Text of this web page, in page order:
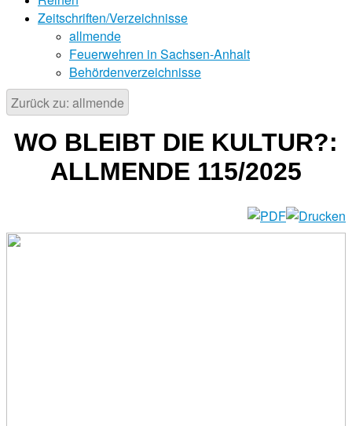
Zeitschriften/Verzeichnisse
allmende
Feuerwehren in Sachsen-Anhalt
Behördenverzeichnisse
Zurück zu: allmende
WO BLEIBT DIE KULTUR?:
ALLMENDE 115/2025